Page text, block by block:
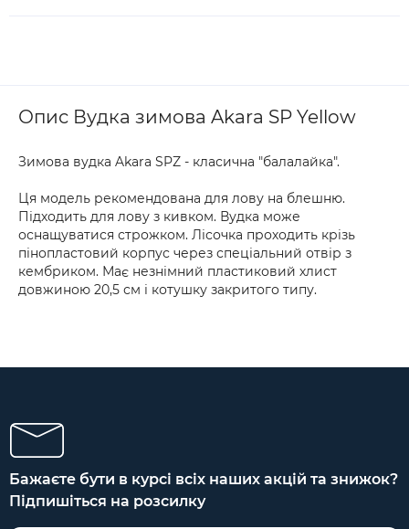
Опис Вудка зимова Akara SP Yellow
Зимова вудка Akara SPZ - класична "балалайка".
Ця модель рекомендована для лову на блешню.
Підходить для лову з кивком. Вудка може
оснащуватися строжком. Лісочка проходить крізь
пінопластовий корпус через спеціальний отвір з
кембриком. Має незнімний пластиковий хлист
довжиною 20,5 см і котушку закритого типу.
Бажаєте бути в курсі всіх наших акцій та знижок?
Підпишіться на розсилку